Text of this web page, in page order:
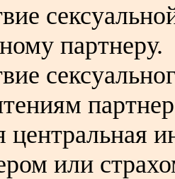
партнеру.
центральная
или